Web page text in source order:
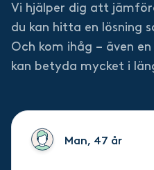
Vi hjälper dig att
du kan hitta en lösning
Och kom ihåg – även
kan betyda mycket i
Man, 47 år